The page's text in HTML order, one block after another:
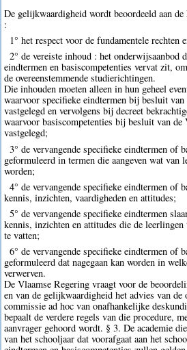
De gelijkwaardigheid wordt beoordeeld aan
:
1° het respect voor de fundamentele rechten
2° de vereiste inhoud : het onderwijsaanbod
eindtermen en basiscompetenties vervat zit,
de overeenstemmende studierichtingen.
Die inhouden moeten alleen in hun geheel
waarvoor specifieke eindtermen bij besluit
vastgelegd en vervolgens bij decreet
waarvoor basiscompetenties bij besluit van
vastgelegd;
3° de vervangende specifieke eindtermen of
geformuleerd in termen die aangeven wat van
worden;
4° de vervangende specifieke eindtermen of
kennis, inzichten, vaardigheden en attitudes;
5° de vervangende specifieke eindtermen
kennis, inzichten en attitudes die de
te vatten;
6° de vervangende specifieke eindtermen of
geformuleerd dat nagegaan kan worden in
verwerven.
De Vlaamse Regering vraagt voor de
en van de gelijkwaardigheid het advies van
commissie ad hoc van onafhankelijke
bepaalt de verdere regels van die procedure,
aanvrager gehoord wordt. § 3. De academie
van het schooljaar dat voorafgaat aan het